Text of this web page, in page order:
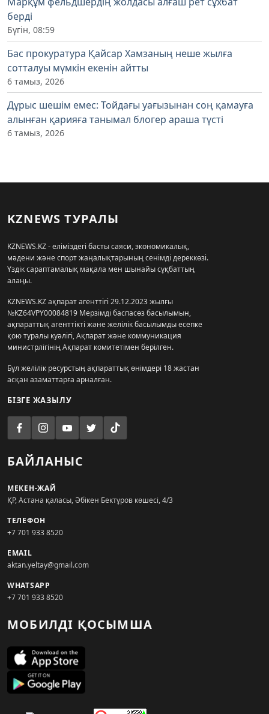
берді
Бүгін, 08:59
Бас прокуратура Қайсар Хамзаның неше жылға
сотталуы мүмкін екенін айтты
6 тамыз, 2026
Дұрыс шешім емес: Тойдағы уағызынан соң қамауға
алынған қарияға танымал блогер араша түсті
6 тамыз, 2026
KZNEWS ТУРАЛЫ
KZNEWS.KZ - еліміздегі басты саяси, экономикалық,
мәдени және спорт жаңалықтарының сенімді дереккөзі.
Үздік сараптамалық мақала мен шынайы сұқбаттың
алаңы.
KZNEWS.KZ ақпарат агенттігі 29.12.2023 жылғы
№KZ64VPY00084819 Мерзімді баспасөз басылымын,
ақпараттық агенттікті және желілік басылымды есепке
қою туралы куәлігі, Ақпарат және коммуникация
министрлігінің Ақпарат комитетімен берілген.
Бұл желілік ресурстың ақпараттық өнімдері 18 жастан
асқан азаматтарға арналған.
БІЗГЕ ЖАЗЫЛУ
БАЙЛАНЫС
МЕКЕН-ЖАЙ
ҚР, Астана қаласы, Әбікен Бектұров көшесі, 4/3
ТЕЛЕФОН
+7 701 933 8520
EMAIL
aktan.yeltay@gmail.com
WHATSAPP
+7 701 933 8520
МОБИЛДІ ҚОСЫМША